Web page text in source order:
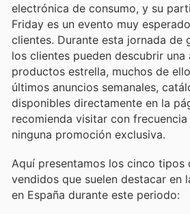
electrónica de consumo, y su
Friday es un evento muy
clientes. Durante esta jornada de
los clientes pueden descubrir una
productos estrella, muchos de
últimos anuncios semanales,
disponibles directamente en la
recomienda visitar con
ninguna promoción exclusiva.
Aquí presentamos los cinco tipos
vendidos que suelen destacar en
en España durante este periodo: